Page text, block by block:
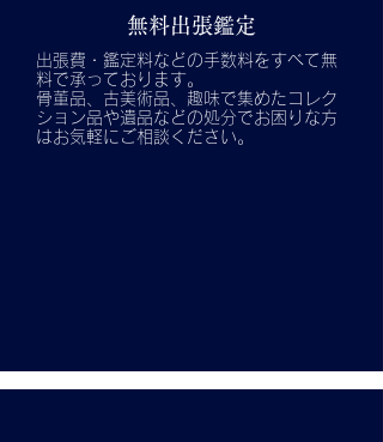
無料出張鑑定
出張費・鑑定料などの手数料をすべて無
料で承っております。
骨董品、古美術品、趣味で集めたコレク
ション品や遺品などの処分でお困りな方
はお気軽にご相談ください。